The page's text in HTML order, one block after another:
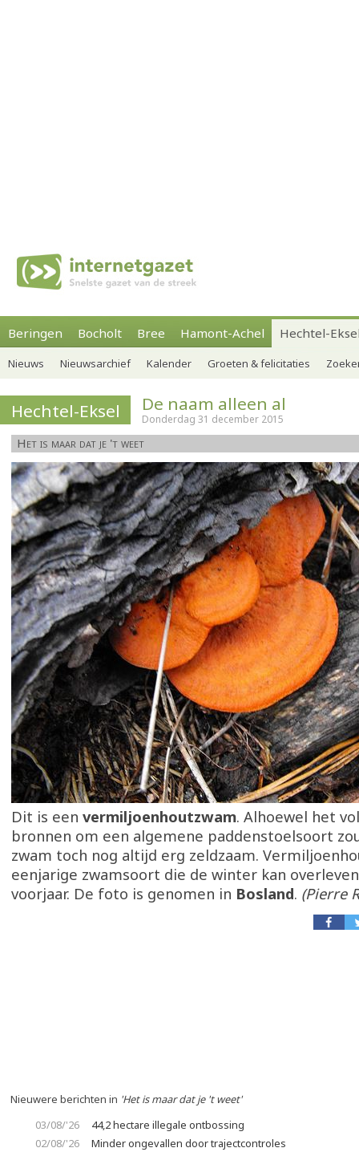
Beringen Bocholt Bree Hamont-Achel Hechtel-
Nieuws Nieuwsarchief Kalender Groeten & felicitaties
Hechtel-Eksel De naam alleen al
Donderdag 31 december 2015
Het is maar dat je 't weet
Dit is een vermiljoenhoutzwam. Alhoewel het
bronnen om een algemene paddenstoelsoort
zwam toch nog altijd erg zeldzaam.
eenjarige zwamsoort die de winter kan
voorjaar. De foto is genomen in Bosland. (Pierre
Nieuwere berichten in 'Het is maar dat je 't weet'
03/08/'26
44,2 hectare illegale ontbossing
02/08/'26
Minder ongevallen door trajectcontroles